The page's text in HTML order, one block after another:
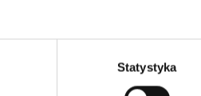
Statystyka